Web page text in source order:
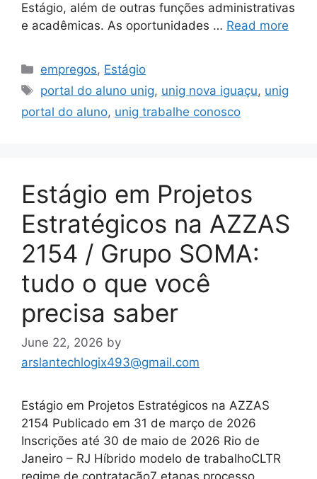
Estágio, além de outras funções administrativas
e acadêmicas. As oportunidades … Read more
Categories
empregos, Estágio
Tags
portal do aluno unig, unig nova iguaçu, unig
portal do aluno, unig trabalhe conosco
Estágio em Projetos
Estratégicos na AZZAS
2154 / Grupo SOMA:
tudo o que você
precisa saber
June 22, 2026 by
arslantechlogix493@gmail.com
Estágio em Projetos Estratégicos na AZZAS
2154 Publicado em 31 de março de 2026
Inscrições até 30 de maio de 2026 Rio de
Janeiro – RJ Híbrido modelo de trabalhoCLTR
regime de contratação7 etapas processo